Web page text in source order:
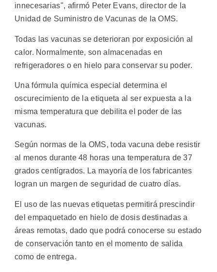
innecesarias", afirmó Peter Evans, director de la
Unidad de Suministro de Vacunas de la OMS.
Todas las vacunas se deterioran por exposición al
calor. Normalmente, son almacenadas en
refrigeradores o en hielo para conservar su poder.
Una fórmula química especial determina el
oscurecimiento de la etiqueta al ser expuesta a la
misma temperatura que debilita el poder de las
vacunas.
Según normas de la OMS, toda vacuna debe resistir
al menos durante 48 horas una temperatura de 37
grados centígrados. La mayoría de los fabricantes
logran un margen de seguridad de cuatro días.
El uso de las nuevas etiquetas permitirá prescindir
del empaquetado en hielo de dosis destinadas a
áreas remotas, dado que podrá conocerse su estado
de conservación tanto en el momento de salida
como de entrega.